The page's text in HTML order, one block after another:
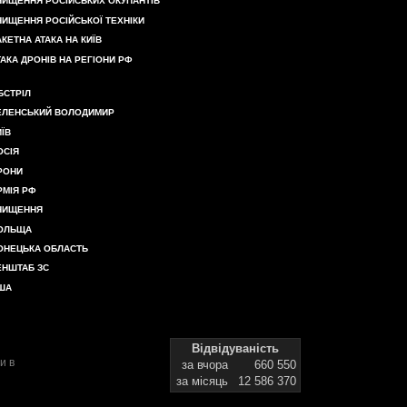
РОСІЙСЬКОЇ ТЕХНІКИ
АТАКА НА КИЇВ
ДРОНІВ НА РЕГІОНИ РФ
ВОЛОДИМИР
РФ
ОБЛАСТЬ
ЗС
в
Відвідуваність
за вчора
660 550
за місяць
12 586 370